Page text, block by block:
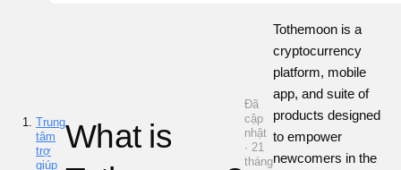
Trung
tâm
trợ
giúp
What is
Đã
cập
nhật
· 21
tháng
Tothemoon is a
cryptocurrency
platform, mobile
app, and suite of
products designed
to empower
newcomers in the